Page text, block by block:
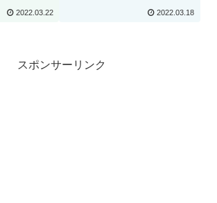
2022.03.22 2022.03.18
スポンサーリンク